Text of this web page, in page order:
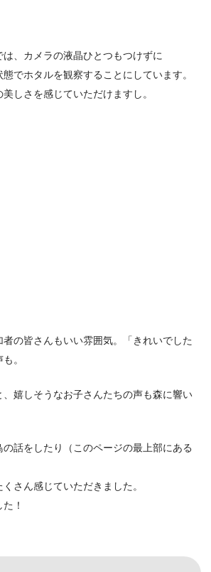
、カメラの液晶ひとつもつけずに
態でホタルを観察することにしています。
しさを感じていただけますし。
の皆さんもいい雰囲気。「きれいでした
。
、嬉しそうなお子さんたちの声も森に響い
話をしたり（このページの最上部にある
さん感じていただきました。
！